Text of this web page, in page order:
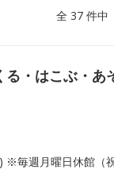
全 37 件中
・はこぶ・あ
※毎週月曜日休館（